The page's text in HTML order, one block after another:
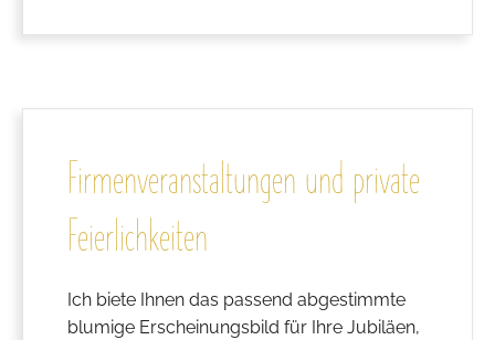
Firmenveranstaltungen und private
Feierlichkeiten
Ich biete Ihnen das passend abgestimmte
blumige Erscheinungsbild für Ihre Jubiläen,